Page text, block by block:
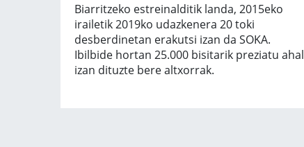
Biarritzeko estreinalditik landa, 2015eko
irailetik 2019ko udazkenera 20 toki
desberdinetan erakutsi izan da SOKA.
Ibilbide hortan 25.000 bisitarik preziatu ahal
izan dituzte bere altxorrak.